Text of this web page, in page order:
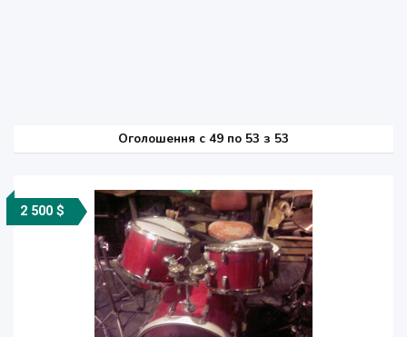
Оголошення c 49 по 53 з 53
2 500 $